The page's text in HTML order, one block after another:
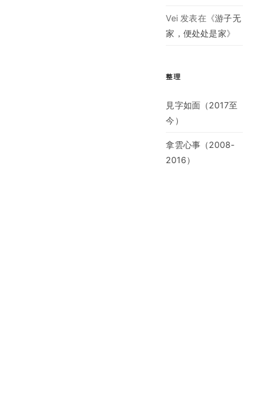
Vei 发表在《游子无
家，便处处是家》
整理
見字如面（2017至
今）
拿雲心事（2008-
2016）